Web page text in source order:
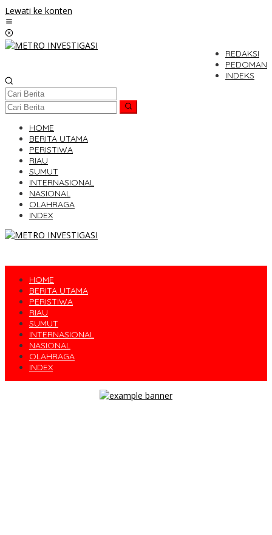
Lewati ke konten
REDAKSI
PEDOMAN
INDEKS
HOME
BERITA UTAMA
PERISTIWA
RIAU
SUMUT
INTERNASIONAL
NASIONAL
OLAHRAGA
INDEX
HOME
BERITA UTAMA
PERISTIWA
RIAU
SUMUT
INTERNASIONAL
NASIONAL
OLAHRAGA
INDEX